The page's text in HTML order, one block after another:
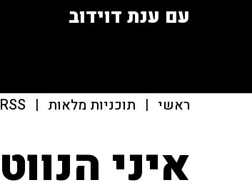
עם ענת דוידוב
ראשי | תוכניות מלאות |
RSS
איני הנווט